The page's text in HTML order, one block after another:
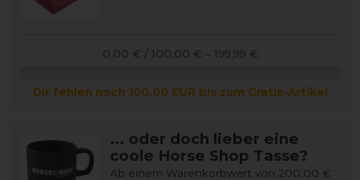
0,00 € / 100,00 € – 199,99 €
Dir fehlen noch 100,00 EUR bis zum Gratis-Artikel
... oder doch lieber eine
coole Horse Shop Tasse?
Ab einem Warenkorbwert von 200,00 €